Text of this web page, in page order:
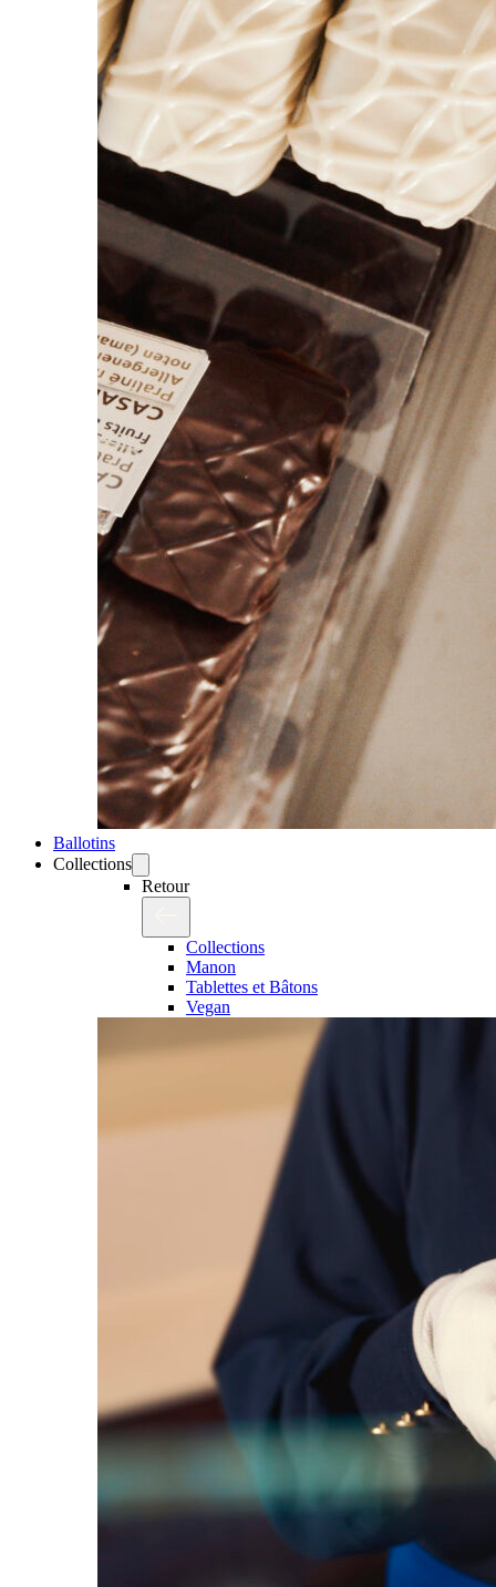
Ballotins
Collections
Retour
Collections
Manon
Tablettes et Bâtons
Vegan